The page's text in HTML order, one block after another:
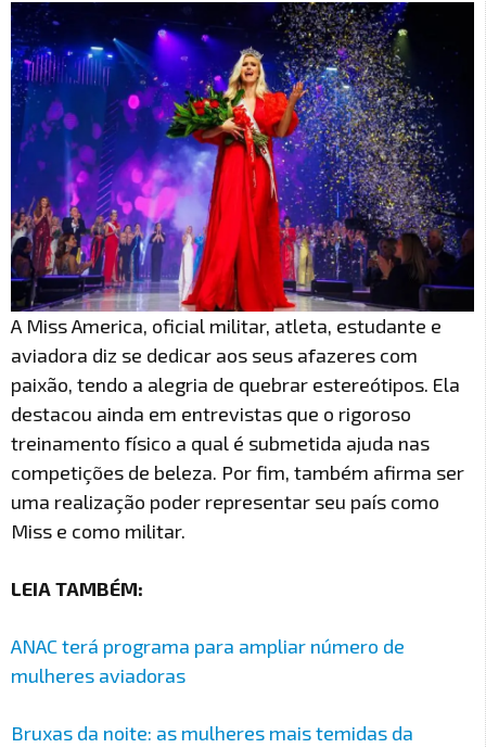
A Miss America, oficial militar, atleta, estudante e
aviadora diz se dedicar aos seus afazeres com
paixão, tendo a alegria de quebrar estereótipos. Ela
destacou ainda em entrevistas que o rigoroso
treinamento físico a qual é submetida ajuda nas
competições de beleza. Por fim, também afirma ser
uma realização poder representar seu país como
Miss e como militar.
LEIA TAMBÉM:
ANAC terá programa para ampliar número de
mulheres aviadoras
Bruxas da noite: as mulheres mais temidas da